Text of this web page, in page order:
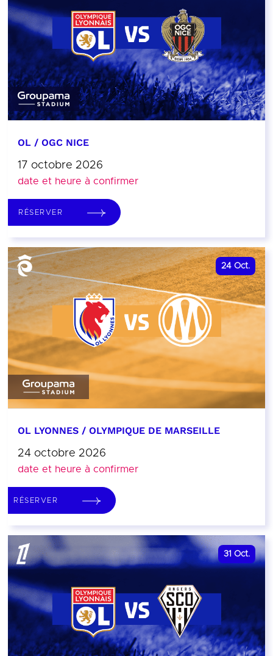
OL / OGC NICE
17 octobre 2026
date et heure à confirmer
RÉSERVER
24 Oct.
OL LYONNES / OLYMPIQUE DE MARSEILLE
24 octobre 2026
date et heure à confirmer
RÉSERVER
31 Oct.